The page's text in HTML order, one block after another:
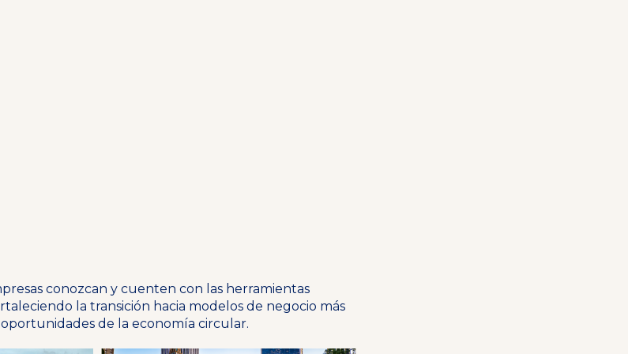
conozcan y cuenten con las herramientas
la transición hacia modelos de negocio más
de la economía circular.